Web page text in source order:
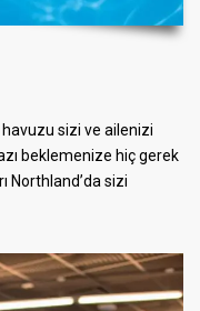
sizi ve ailenizi
beklemenize hiç gerek
Northland’da sizi